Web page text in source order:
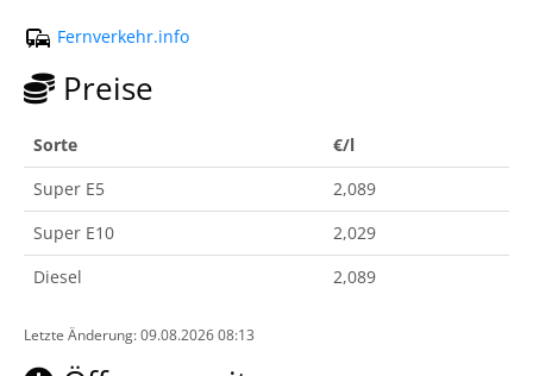
Fernverkehr.info
Preise
Sorte
€/l
Super E5
2,089
Super E10
2,029
Diesel
2,089
Letzte Änderung: 09.08.2026 08:13